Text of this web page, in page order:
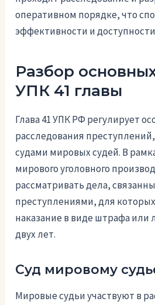
оперативном порядке, что
эффективности и
Разбор
УПК 41 главы
Глава 41 УПК РФ регулирует
расследования
судами мировых судей. В
мирового уголовного
рассматривать дела,
преступлениями, для
наказание в виде штрафа
двух лет.
Суд мировому
Мировые судьи участвуют в